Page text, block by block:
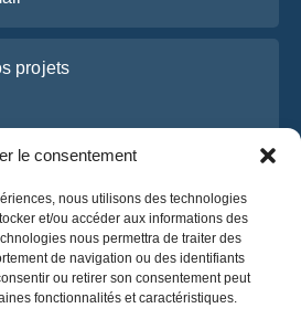
le consentement
nous utilisons des technologies
et/ou accéder aux informations des
nous permettra de traiter des
de navigation ou des identifiants
ou retirer son consentement peut
fonctionnalités et caractéristiques.
lapolitique de confidentialité